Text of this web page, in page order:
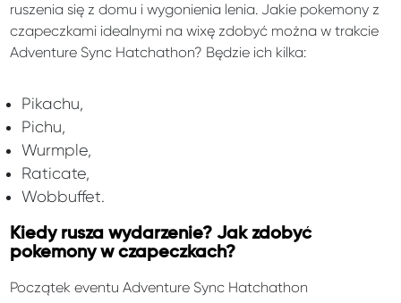
ruszenia się z domu i wygonienia lenia. Jakie pokemony z
czapeczkami idealnymi na wixę zdobyć można w trakcie
Adventure Sync Hatchathon? Będzie ich kilka:
Pikachu,
Pichu,
Wurmple,
Raticate,
Wobbuffet.
Kiedy rusza wydarzenie? Jak zdobyć
pokemony w czapeczkach?
Początek eventu Adventure Sync Hatchathon